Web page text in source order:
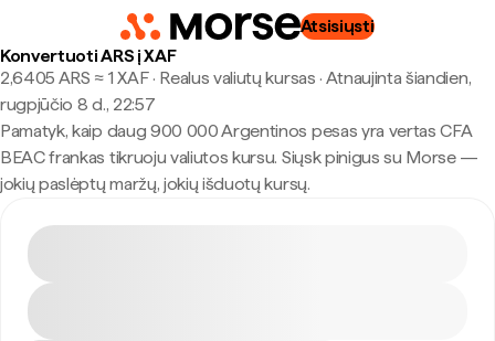
Atsisiųsti
Konvertuoti ARS į XAF
2,6405 ARS ≈ 1 XAF · Realus valiutų kursas · Atnaujinta šiandien,
rugpjūčio 8 d., 22:57
Pamatyk, kaip daug 900 000 Argentinos pesas yra vertas CFA
BEAC frankas tikruoju valiutos kursu. Siųsk pinigus su Morse —
jokių paslėptų maržų, jokių išduotų kursų.